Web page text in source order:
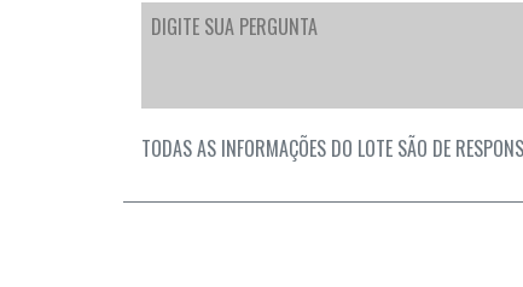
TODAS AS INFORMAÇÕES DO LOTE SÃO DE